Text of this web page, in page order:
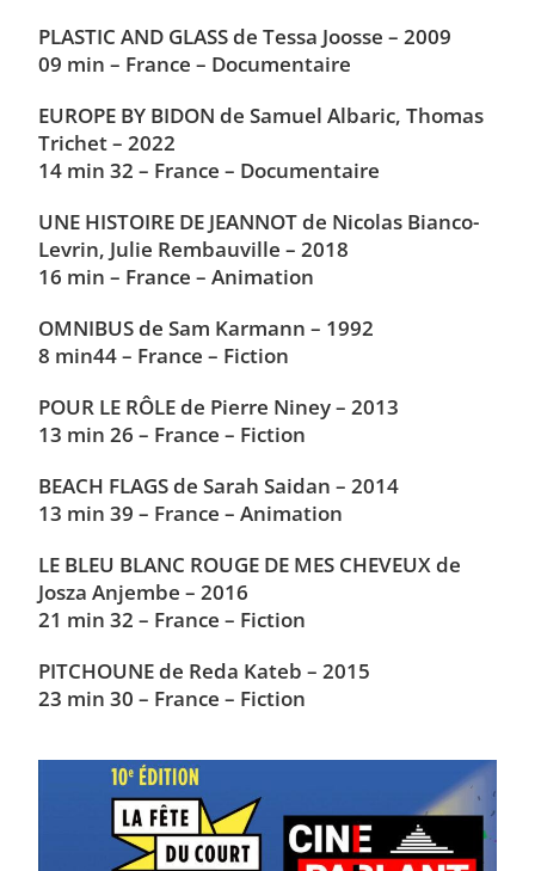
PLASTIC AND GLASS de Tessa Joosse – 2009
09 min – France – Documentaire
EUROPE BY BIDON de Samuel Albaric, Thomas
Trichet – 2022
14 min 32 – France – Documentaire
UNE HISTOIRE DE JEANNOT de Nicolas Bianco-
Levrin, Julie Rembauville – 2018
16 min – France – Animation
OMNIBUS de Sam Karmann – 1992
8 min44 – France – Fiction
POUR LE RÔLE de Pierre Niney – 2013
13 min 26 – France – Fiction
BEACH FLAGS de Sarah Saidan – 2014
13 min 39 – France – Animation
LE BLEU BLANC ROUGE DE MES CHEVEUX de
Josza Anjembe – 2016
21 min 32 – France – Fiction
PITCHOUNE de Reda Kateb – 2015
23 min 30 – France – Fiction